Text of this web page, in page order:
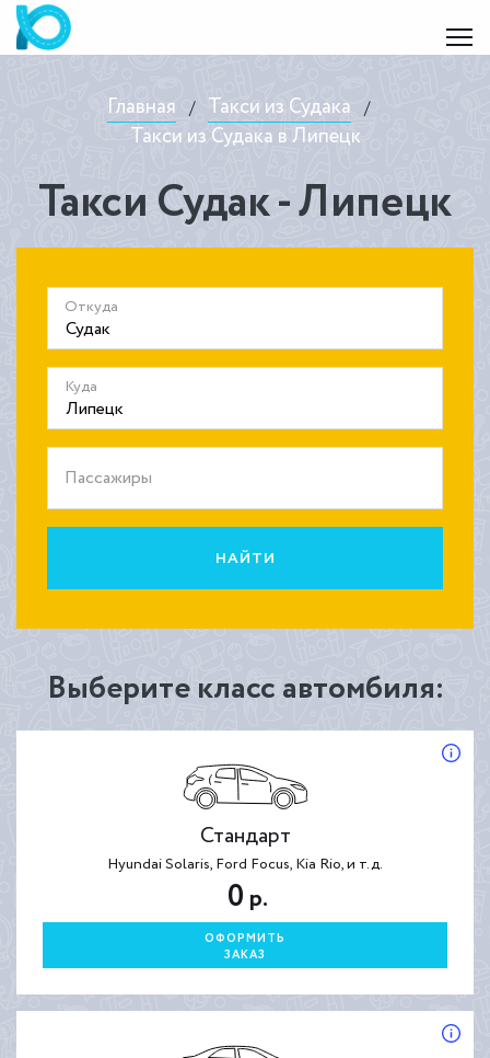
Главная / Такси из Судака /
Такси из Судака в Липецк
Такси Судак - Липецк
Откуда
Куда
Пассажиры
НАЙТИ
Выберите класс автомбиля:
Стандарт
Hyundai Solaris, Ford Focus, Kia Rio, и т.д.
0 р.
ОФОРМИТЬ
ЗАКАЗ